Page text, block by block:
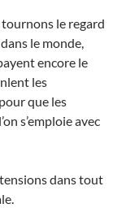
le regard
le monde,
encore le
les
que les
s’emploie avec
dans tout